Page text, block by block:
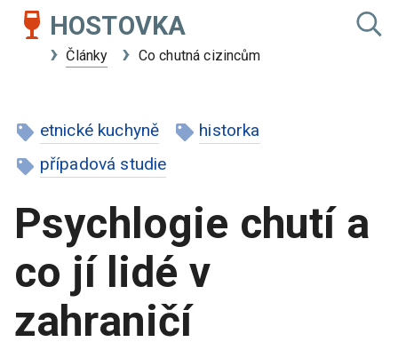
HOSTOVKA
Články Co chutná cizincům
etnické kuchyně
historka
případová studie
Psychlogie chutí a
co jí lidé v
zahraničí